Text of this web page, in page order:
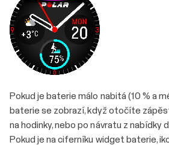
Pokud je baterie málo nabitá (10 % a
baterie se zobrazí, když otočíte
na hodinky, nebo po návratu z nabídky
Pokud je na ciferníku widget baterie,